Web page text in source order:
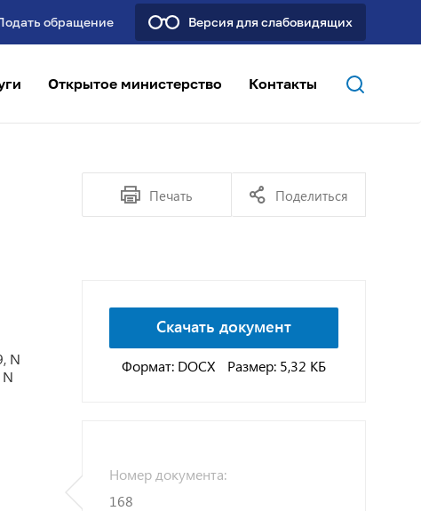
обращение Версия для слабовидящих
Открытое министерство Контакты
Печать Поделиться
N
Скачать документ
Формат: DOCX Размер: 5,32 КБ
Номер документа:
168